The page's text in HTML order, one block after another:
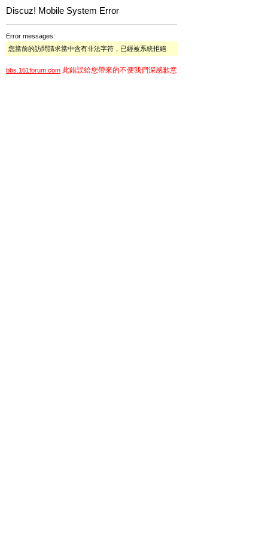
Discuz! Mobile System Error
Error messages:
您當前的訪問請求當中含有非法字符，已經被系統拒絕
bbs.161forum.com 此錯誤給您帶來的不便我們深感歉意